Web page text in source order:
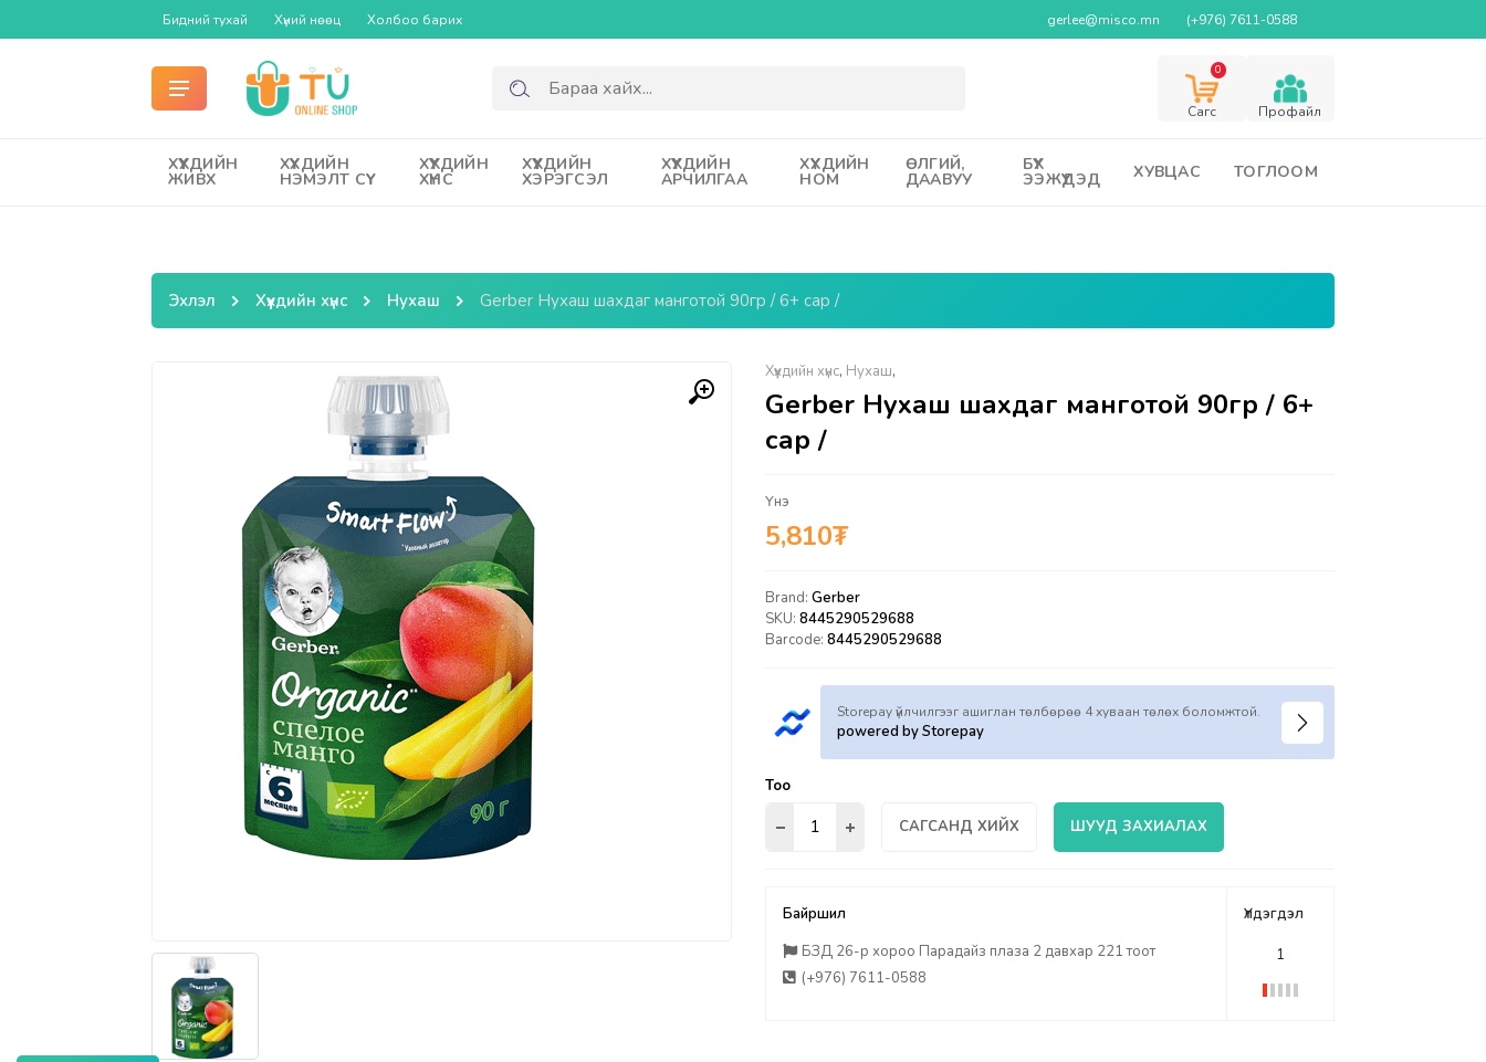
Бидний тухай Хүний нөөц Холбоо барих gerlee@misco.mn (+976) 7611-0588
0
Cагс Профайл
ХҮҮХДИЙН
ЖИВХ
ХҮҮХДИЙН
НЭМЭЛТ СҮҮ
ХҮҮХДИЙН
ХҮНС
ХҮҮХДИЙН
ХЭРЭГСЭЛ
ХҮҮХДИЙН
АРЧИЛГАА
ХҮҮХДИЙН
НОМ
ӨЛГИЙ,
ДААВУУ
БҮХ
ЭЭЖҮҮДЭД ХУВЦАС ТОГЛООМ
Эхлэл Хүүхдийн хүнс Нухаш Gerber Нухаш шахдаг манготой 90гр / 6+ сар /
Хүүхдийн хүнс, Нухаш,
Gerber Нухаш шахдаг манготой 90гр / 6+
сар /
Үнэ
5,810₮
Brand: Gerber
SKU: 8445290529688
Barcode: 8445290529688
Storepay үйлчилгээг ашиглан төлбөрөө 4 хуваан төлөх боломжтой.
powered by Storepay
Тоо
САГСАНД ХИЙХ ШУУД ЗАХИАЛАХ
Байршил
БЗД 26-р хороо Парадайз плаза 2 давхар 221 тоот
(+976) 7611-0588
Үлдэгдэл
1